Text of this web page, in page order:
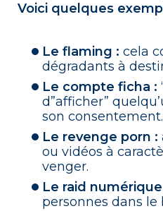
Voici quelques
Le flaming : cela
dégradants à
Le compte ficha :
d”afficher”
son consentement.
Le revenge porn :
ou vidéos à
venger.
Le raid
personnes dans